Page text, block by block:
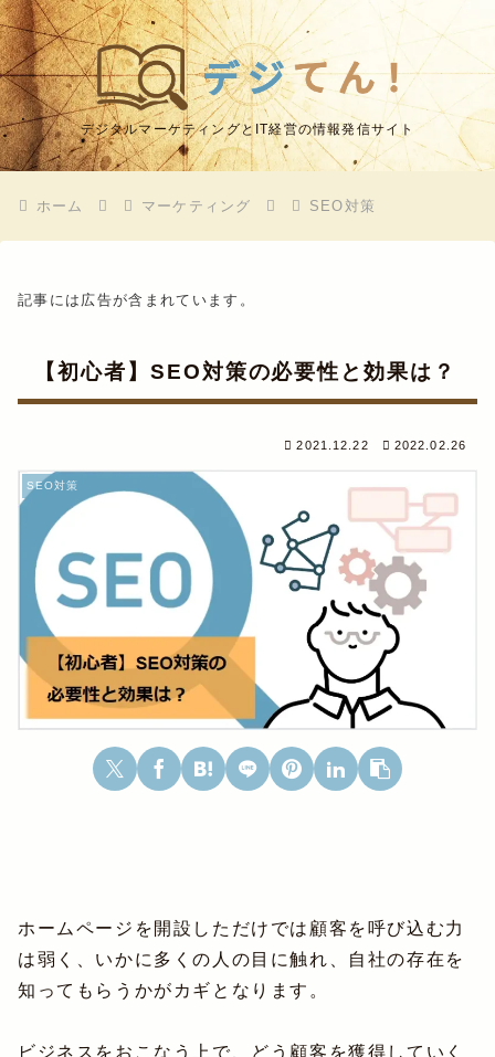
デジタルマーケティングとIT経営の情報発信サイト
ホーム マーケティング SEO対策
記事には広告が含まれています。
【初心者】SEO対策の必要性と効果は？
2021.12.22 2022.02.26
SEO対策
ホームページを開設しただけでは顧客を呼び込む力
は弱く、いかに多くの人の目に触れ、自社の存在を
知ってもらうかがカギとなります。
ビジネスをおこなう上で、どう顧客を獲得していく